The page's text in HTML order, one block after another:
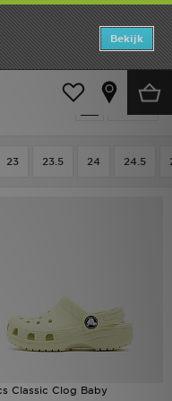
Bekijk
27) Slippers & Sandalen
23 23.5 24 24.5
Classic Clog Baby